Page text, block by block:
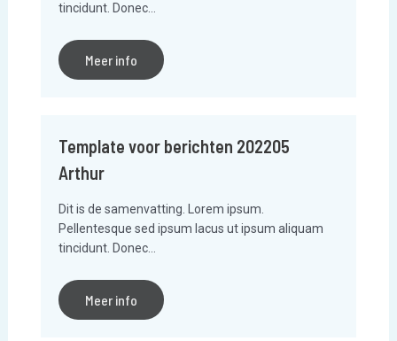
tincidunt. Donec…
Meer info
Template voor berichten 202205
Arthur
Dit is de samenvatting. Lorem ipsum.
Pellentesque sed ipsum lacus ut ipsum aliquam
tincidunt. Donec…
Meer info